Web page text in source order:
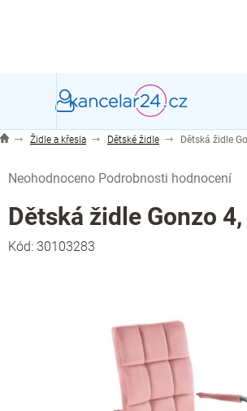
Židle a křesla Dětské židle Dětská židle
hodnocení
produktu
je
0,0
Neohodnoceno Podrobnosti hodnocení
Dětská židle Gonzo
Kód: 30103283